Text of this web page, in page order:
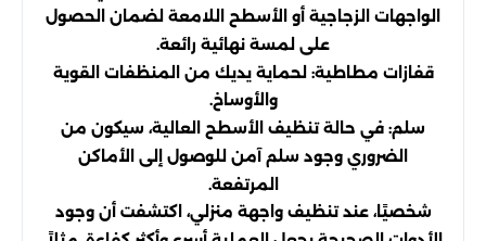
الواجهات الزجاجية أو الأسطح اللامعة لضمان الحصول
على لمسة نهائية رائعة.
قفازات مطاطية: لحماية يديك من المنظفات القوية
والأوساخ.
سلم: في حالة تنظيف الأسطح العالية، سيكون من
الضروري وجود سلم آمن للوصول إلى الأماكن
المرتفعة.
شخصيًا، عند تنظيف واجهة منزلي، اكتشفت أن وجود